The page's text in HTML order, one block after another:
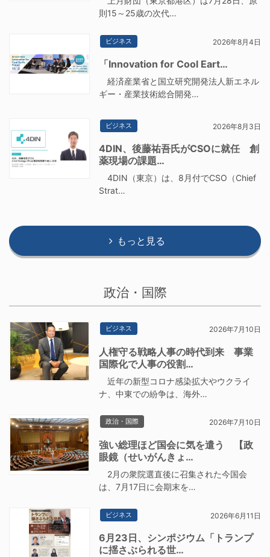
則15～25歳の次代…
ビジネス 2026年8月4日
「Innovation for Cool Eart…
経済産業省と国立研究開発法人新エネル
ギー・産業技術総合開発…
ビジネス 2026年8月3日
4DIN、後藤祐吾氏がCSOに就任 創
薬現場の課題…
4DIN（東京）は、8月付でCSO（Chief
Strat…
もっと見る
政治・国際
ビジネス 2026年7月10日
人権守る戦略人事の時代到来 事業
国際化で人事の役割…
近年の新型コロナ感染拡大やウクライ
ナ、中東での紛争は、海外…
政治・国際 2026年7月10日
強い総理ほど国会に気を遣う 【政
眼鏡（せいがんきょ…
2月の衆院選直後に召集された今国会
は、7月17日に会期末を…
ビジネス 2026年6月11日
6月23日、シンポジウム「トランプ
に揺さぶられる世…